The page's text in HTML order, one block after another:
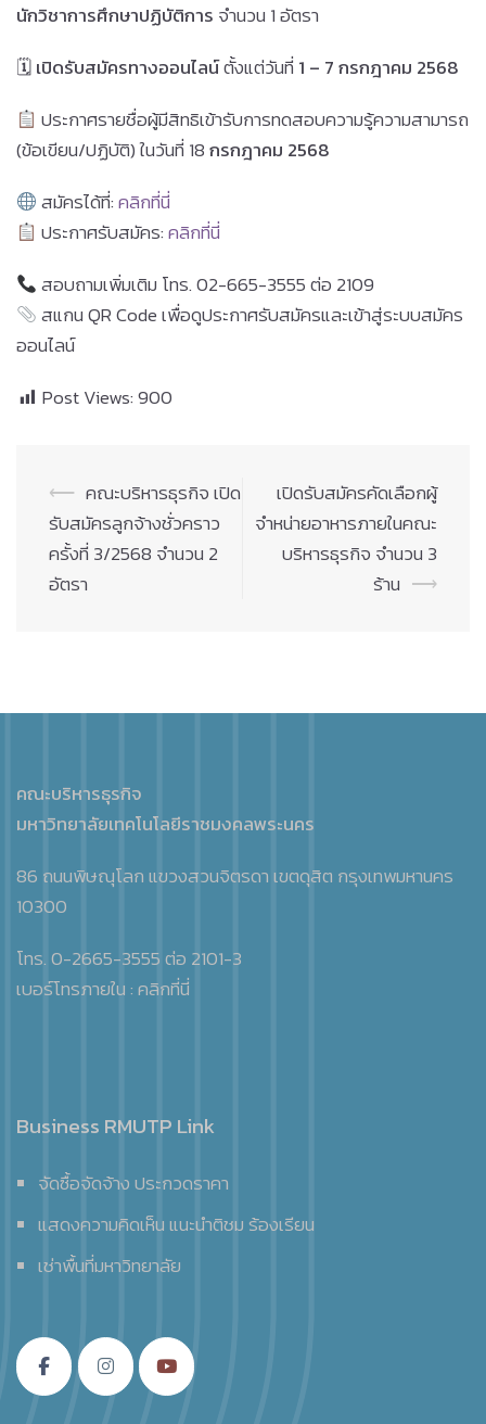
นักวิชาการศึกษาปฏิบัติการ จำนวน 1 อัตรา
🗓เปิดรับสมัครทางออนไลน์ตั้งแต่วันที่ 1 – 7 กรกฎาคม 2568
ประกาศรายชื่อผู้มีสิทธิเข้ารับการทดสอบความรู้ความสามารถ
(ข้อเขียน/ปฏิบัติ) ในวันที่ 18กรกฎาคม 2568
สมัครได้ที่:คลิกที่นี่
ประกาศรับสมัคร:คลิกที่นี่
สอบถามเพิ่มเติม โทร. 02-665-3555 ต่อ 2109
สแกน QR Code เพื่อดูประกาศรับสมัครและเข้าสู่ระบบสมัคร
ออนไลน์
Post Views:900
Post
navigation
⟵ คณะบริหารธุรกิจ เปิด
รับสมัครลูกจ้างชั่วคราว
ครั้งที่ 3/2568 จำนวน 2
อัตรา
เปิดรับสมัครคัดเลือกผู้
จำหน่ายอาหารภายในคณะ
บริหารธุรกิจ จำนวน 3
ร้าน ⟶
คณะบริหารธุรกิจ
มหาวิทยาลัยเทคโนโลยีราชมงคลพระนคร
86 ถนนพิษณุโลก แขวงสวนจิตรดา เขตดุสิต กรุงเทพมหานคร
10300
โทร. 0-2665-3555 ต่อ 2101-3
เบอร์โทรภายใน :คลิกที่นี่
Business RMUTP Link
จัดซื้อจัดจ้าง ประกวดราคา
แสดงความคิดเห็น แนะนำติชม ร้องเรียน
เช่าพื้นที่มหาวิทยาลัย